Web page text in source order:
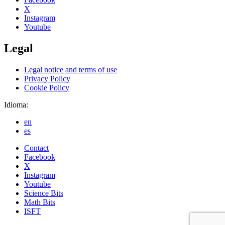
X
Instagram
Youtube
Legal
Legal notice and terms of use
Privacy Policy
Cookie Policy
Idioma:
en
es
Contact
Facebook
X
Instagram
Youtube
Science Bits
Math Bits
ISFT